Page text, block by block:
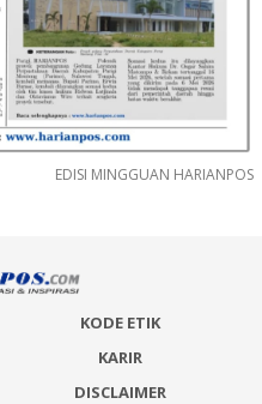
EDISI MINGGUAN HARIANPOS
KODE ETIK
KARIR
DISCLAIMER